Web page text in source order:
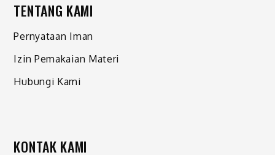
TENTANG KAMI
Pernyataan Iman
Izin Pemakaian Materi
Hubungi Kami
KONTAK KAMI